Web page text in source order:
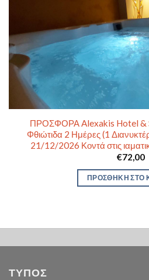
ΠΡΟΣΦΟΡΑ Alexakis Hotel &
Φθιώτιδα 2 Ημέρες (1
21/12/2026 Κοντά στις
€72,00
ΠΡΟΣΘΉΚΗ ΣΤΟ
ΤΥΠΟΣ